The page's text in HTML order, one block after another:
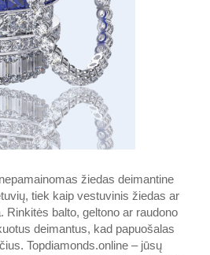
žiedas deimantine
tiek kaip vestuvinis žiedas ar
Rinkitės balto, geltono ar raudono
deimantus, kad papuošalas
Topdiamonds.online – jūsų